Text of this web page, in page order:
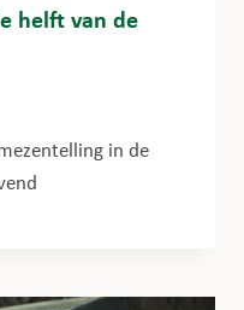
helft van de
in de